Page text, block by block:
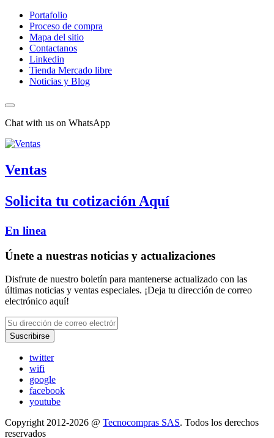
Portafolio
Proceso de compra
Mapa del sitio
Contactanos
Linkedin
Tienda Mercado libre
Noticias y Blog
Chat with us on WhatsApp
Ventas
Solicita tu cotización Aquí
En linea
Únete a nuestras noticias y actualizaciones
Disfrute de nuestro boletín para mantenerse actualizado con las
últimas noticias y ventas especiales. ¡Deja tu dirección de correo
electrónico aquí!
Suscribirse
twitter
wifi
google
facebook
youtube
Copyright 2012-2026 @ Tecnocompras SAS. Todos los derechos
reservados